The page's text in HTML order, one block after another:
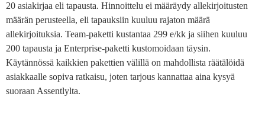
20 asiakirjaa eli tapausta. Hinnoittelu ei määräydy allekirjoitusten
määrän perusteella, eli tapauksiin kuuluu rajaton määrä
allekirjoituksia. Team-paketti kustantaa 299 e/kk ja siihen kuuluu
200 tapausta ja Enterprise-paketti kustomoidaan täysin.
Käytännössä kaikkien pakettien välillä on mahdollista räätälöidä
asiakkaalle sopiva ratkaisu, joten tarjous kannattaa aina kysyä
suoraan Assentlylta.